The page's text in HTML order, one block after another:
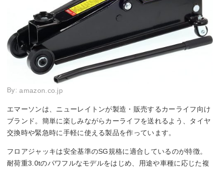
By:amazon.co.jp
エマーソンは、ニューレイトンが製造・販売するカーライフ向け
ブランド。簡単に楽しみながらカーライフを送れるよう、タイヤ
交換時や緊急時に手軽に使える製品を作っています。
フロアジャッキは安全基準のSG規格に適合しているのが特徴。
耐荷重3.0tのパワフルなモデルをはじめ、用途や車種に応じた複